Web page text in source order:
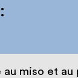
au miso et au